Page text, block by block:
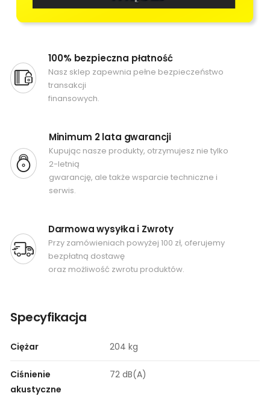
100% bezpieczna płatność
Nasz sklep zapewnia pełne bezpieczeństwo
transakcji
finansowych.
Minimum 2 lata gwarancji
Kupując nasze produkty, otrzymujesz nie tylko
2-letnią
gwarancję, ale także wsparcie techniczne i
serwis.
Darmowa wysyłka i Zwroty
Przy zamówieniach powyżej 100 zł, oferujemy
bezpłatną dostawę
oraz możliwość zwrotu produktów.
Specyfikacja
Ciężar 204 kg
Ciśnienie
akustyczne
72 dB(A)